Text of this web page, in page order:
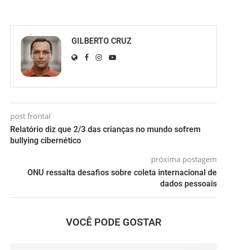
GILBERTO CRUZ
post frontal
Relatório diz que 2/3 das crianças no mundo sofrem
bullying cibernético
próxima postagem
ONU ressalta desafios sobre coleta internacional de
dados pessoais
VOCÊ PODE GOSTAR